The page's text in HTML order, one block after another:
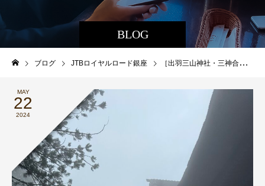
BLOG
ブログ JTBロイヤルロード銀座 ［出羽三山神社・三神合祭殿］
MAY
22
2024